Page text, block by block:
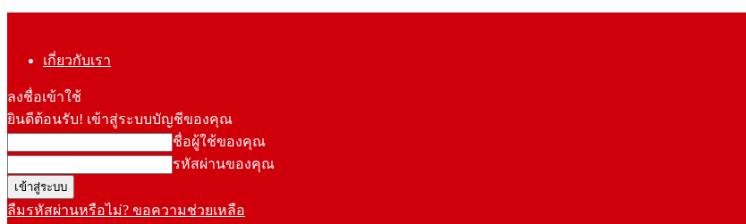
เกี่ยวกับเรา
ลงชื่อเข้าใช้
ยินดีต้อนรับ! เข้าสู่ระบบบัญชีของคุณ
ชื่อผู้ใช้ของคุณ
รหัสผ่านของคุณ
ลืมรหัสผ่านหรือไม่? ขอความช่วยเหลือ